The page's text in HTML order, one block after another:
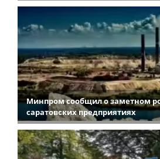
Минпром сообщил о заметном
саратовских предприятиях